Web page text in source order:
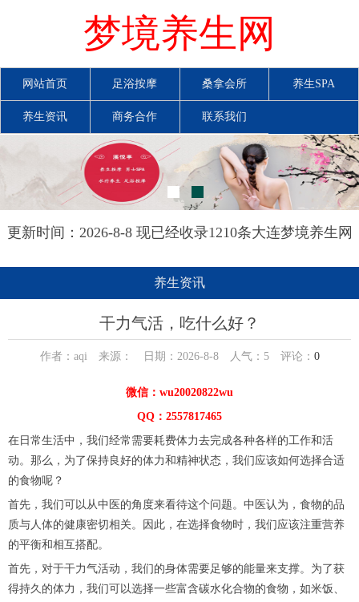
梦境养生网
网站首页 足浴按摩 桑拿会所 养生SPA
养生资讯 商务合作 联系我们
更新时间：2026-8-8 现已经收录1210条大连梦境养生网
养生资讯
干力气活，吃什么好？
作者：aqi 来源： 日期：2026-8-8 人气： 5评论： 0
微信：wu20020822wu
QQ：2557817465
在日常生活中，我们经常需要耗费体力去完成各种各样的工作和活
动。那么，为了保持良好的体力和精神状态，我们应该如何选择合适
的食物呢？
首先，我们可以从中医的角度来看待这个问题。中医认为，食物的品
质与人体的健康密切相关。因此，在选择食物时，我们应该注重营养
的平衡和相互搭配。
首先，对于干力气活动，我们的身体需要足够的能量来支撑。为了获
得持久的体力，我们可以选择一些富含碳水化合物的食物，如米饭、